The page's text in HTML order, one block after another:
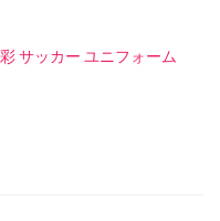
サッカー ユニフォーム